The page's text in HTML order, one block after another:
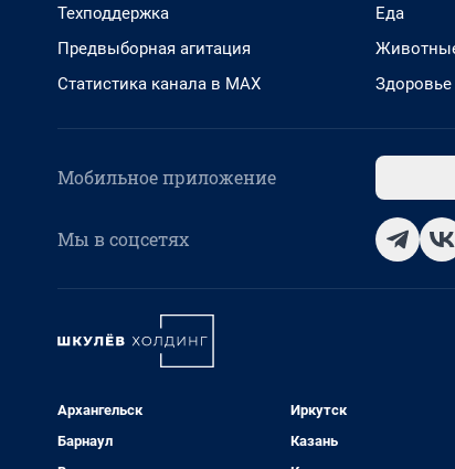
Техподдержка
Предвыборная агитация
Статистика канала в MAX
Еда
Здоровье
Мобильное приложение
Мы в соцсетях
Архангельск
Барнаул
Иркутск
Казань